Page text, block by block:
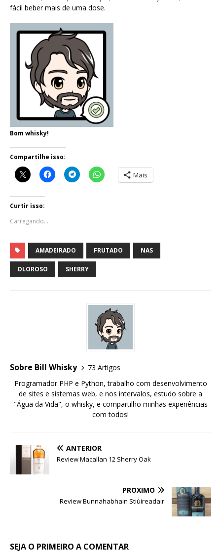
fácil beber mais de uma dose.
Bom whisky!
Compartilhe isso:
Mais
Curtir isso:
Carregando...
AMADEIRADO FRUTADO NAS
OLOROSO SHERRY
Sobre Bill Whisky
73 Artigos
Programador PHP e Python, trabalho com desenvolvimento
de sites e sistemas web, e nos intervalos, estudo sobre a
"Água da Vida", o whisky, e compartilho minhas experiências
com todos!
ANTERIOR
Review Macallan 12 Sherry Oak
PRÓXIMO
Review Bunnahabhain Stiùireadair
SEJA O PRIMEIRO A COMENTAR